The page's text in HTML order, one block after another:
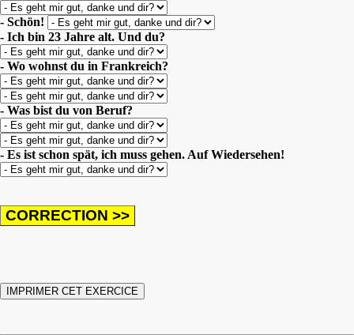
- Schön!
- Ich bin 23 Jahre alt. Und du?
- Wo wohnst du in Frankreich?
- Was bist du von Beruf?
- Es ist schon spät, ich muss gehen. Auf Wiedersehen!